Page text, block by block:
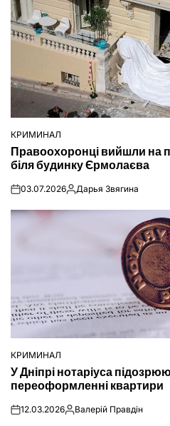
ОПУБЛІКУВАТИ
КРИМИНАЛ
Правоохоронці вийшли на
біля будинку Єрмолаєва
on03.07.2026Опубліковано
Дарья Звягина
ОПУБЛІКУВАТИ
У
КРИМИНАЛ
У Дніпрі нотаріуса
переоформленні квартири
on12.03.2026Опубліковано
Валерій Правдін